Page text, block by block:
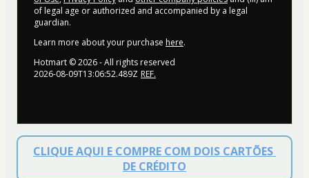
of legal age or authorized and accompanied by a legal
guardian.
Learn more about your purchase here.
Hotmart ©2026- All rights reserved
2026-08-09T13:06:52.489Z REF.
CLIQUE AQUI E COMPRE COM DOIS CARTÕES
DE CRÉDITO